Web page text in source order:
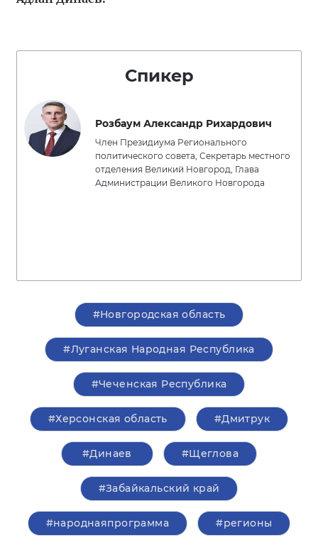
Спикер
Розбаум Александр Рихардович
Член Президиума Регионального
политического совета, Секретарь местного
отделения Великий Новгород, Глава
Администрации Великого Новгорода
#Новгородская область
#Луганская Народная Республика
#Чеченская Республика
#Херсонская область #Дмитрук
#Динаев #Щеглова
#Забайкальский край
#народнаяпрограмма #регионы